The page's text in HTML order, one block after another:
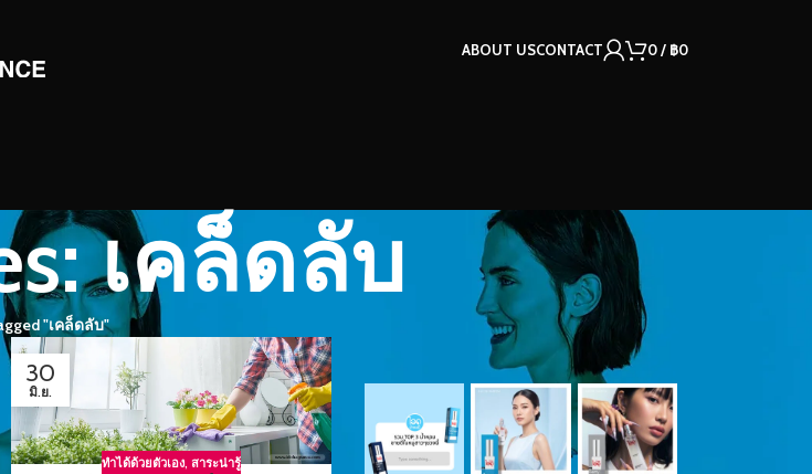
ABOUT USCONTACT 0/ ฿0
เคล็ดลับ
"เคล็ดลับ"
30
มิ.ย.
ทำได้ด้วยตัวเอง,สาระน่ารู้
OUR INSTAGRAM